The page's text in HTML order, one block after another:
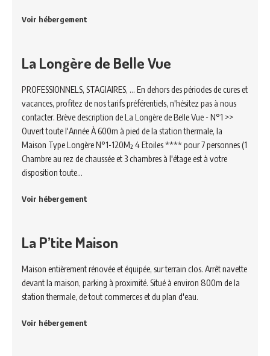
Voir hébergement
La Longère de Belle Vue
PROFESSIONNELS, STAGIAIRES, ... En dehors des périodes de cures et
vacances, profitez de nos tarifs préférentiels, n'hésitez pas à nous
contacter. Brève description de La Longère de Belle Vue - N°1 >>
Ouvert toute l'Année À 600m à pied de la station thermale, la
Maison Type Longère N°1-120M² 4 Etoiles **** pour 7 personnes (1
Chambre au rez de chaussée et 3 chambres à l'étage est à votre
disposition toute…
Voir hébergement
La P’tite Maison
Maison entièrement rénovée et équipée, sur terrain clos. Arrêt navette
devant la maison, parking à proximité. Situé à environ 800m de la
station thermale, de tout commerces et du plan d'eau.
Voir hébergement